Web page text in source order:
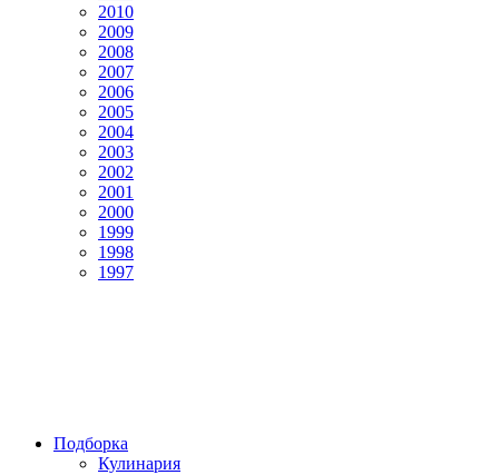
2010
2009
2008
2007
2006
2005
2004
2003
2002
2001
2000
1999
1998
1997
Подборка
Кулинария